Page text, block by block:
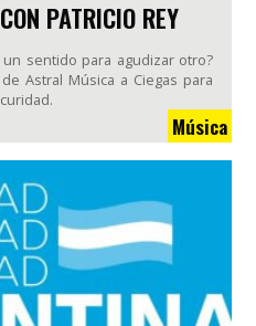
PATRICIO REY
sentido para agudizar otro?
Astral Música a Ciegas para
Música